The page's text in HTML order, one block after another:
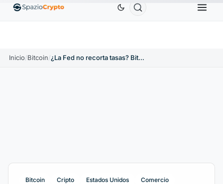
EthereumETH1880,58 US$ Tether USDT ↑0.00% BNB
Inicio/Bitcoin/ ¿La Fed no recorta tasas? Bitcoin en riesgo bajista
Bitcoin Cripto Estados Unidos Comercio